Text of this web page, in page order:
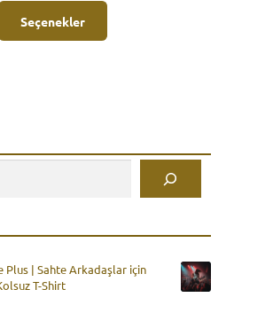
Seçenekler
Bu
birden
sayfasından
Plus | Sahte Arkadaşlar için
T-Shirt